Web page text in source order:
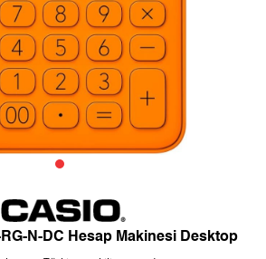
N-DC Hesap Makinesi Desktop